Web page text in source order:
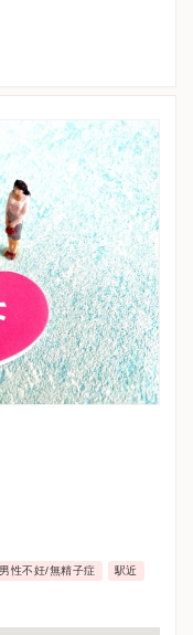
たは直接お問い合わせ
男性不妊/無精子症 駅近